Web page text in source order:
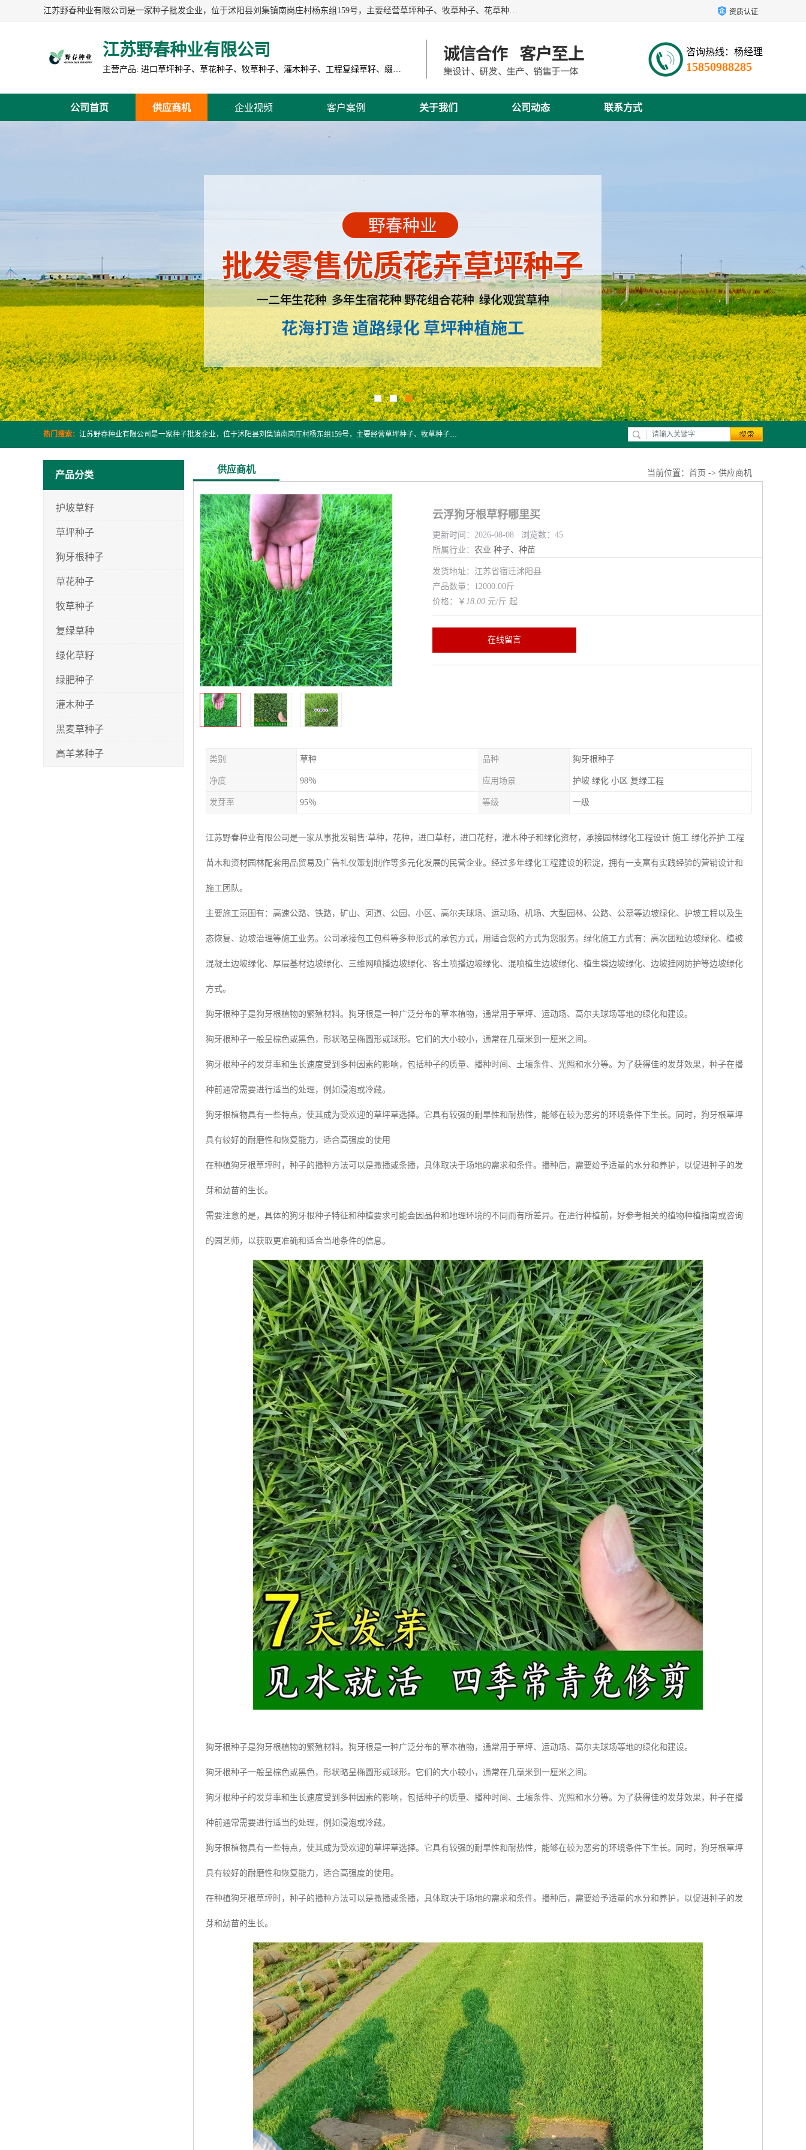
江苏野春种业有限公司是一家种子批发企业，位于沭阳县刘集镇南岗庄村杨东组159号，主要经营草坪种子、牧草种子、花草种子、复绿草种、绿化草籽、护坡草籽、绿肥种子、灌木种子、黑麦草种子、高羊茅种子、早熟禾种子、狗牙根种子、剪股颖种子等。 资质认证
江苏野春种业有限公司
主营产品: 进口草坪种子、草花种子、牧草种子、灌木种子、工程复绿草籽、缀花组合种子
咨询热线：杨经理
15850988285
公司首页 供应商机 企业视频 客户案例 关于我们 公司动态 联系方式
热门搜索： 江苏野春种业有限公司是一家种子批发企业，位于沭阳县刘集镇南岗庄村杨东组159号，主要经营草坪种子、牧草种子、花草种子、复绿草种、绿化草籽、护坡草籽、绿肥种子、灌木种子、黑麦草种子、高羊茅种子、早熟禾种子、狗牙根种子、剪股颖种子等。
产品分类
护坡草籽
草坪种子
狗牙根种子
草花种子
牧草种子
复绿草种
绿化草籽
绿肥种子
灌木种子
黑麦草种子
高羊茅种子
供应商机 当前位置： 首页 -> 供应商机
云浮狗牙根草籽哪里买
更新时间：2026-08-08 浏览数：45
所属行业： 农业 种子、种苗
发货地址：江苏省宿迁沭阳县
产品数量：12000.00斤
价格：￥ 18.00 元/斤 起
在线留言
类别 草种 品种 狗牙根种子
净度 98％ 应用场景 护坡 绿化 小区 复绿工程
发芽率 95％ 等级 一级
江苏野春种业有限公司是一家从事批发销售:草种，花种，进口草籽，进口花籽，灌木种子和绿化资材，承接园林绿化工程设计.施工.绿化养护.工程
苗木和资材园林配套用品贸易及广告礼仪策划制作等多元化发展的民营企业。经过多年绿化工程建设的积淀，拥有一支富有实践经验的营销设计和
施工团队。
主要施工范围有：高速公路、铁路，矿山、河道、公园、小区、高尔夫球场、运动场、机场、大型园林、公路、公墓等边坡绿化、护坡工程以及生
态恢复、边坡治理等施工业务。公司承接包工包料等多种形式的承包方式，用适合您的方式为您服务。绿化施工方式有：高次团粒边坡绿化、植被
混凝土边坡绿化、厚层基材边坡绿化、三维网喷播边坡绿化、客土喷播边坡绿化、混喷植生边坡绿化、植生袋边坡绿化、边坡挂网防护等边坡绿化
方式。
狗牙根种子是狗牙根植物的繁殖材料。狗牙根是一种广泛分布的草本植物，通常用于草坪、运动场、高尔夫球场等地的绿化和建设。
狗牙根种子一般呈棕色或黑色，形状略呈椭圆形或球形。它们的大小较小，通常在几毫米到一厘米之间。
狗牙根种子的发芽率和生长速度受到多种因素的影响，包括种子的质量、播种时间、土壤条件、光照和水分等。为了获得佳的发芽效果，种子在播
种前通常需要进行适当的处理，例如浸泡或冷藏。
狗牙根植物具有一些特点，使其成为受欢迎的草坪草选择。它具有较强的耐旱性和耐热性，能够在较为恶劣的环境条件下生长。同时，狗牙根草坪
具有较好的耐磨性和恢复能力，适合高强度的使用
在种植狗牙根草坪时，种子的播种方法可以是撒播或条播，具体取决于场地的需求和条件。播种后，需要给予适量的水分和养护，以促进种子的发
芽和幼苗的生长。
需要注意的是，具体的狗牙根种子特征和种植要求可能会因品种和地理环境的不同而有所差异。在进行种植前，好参考相关的植物种植指南或咨询
的园艺师，以获取更准确和适合当地条件的信息。
狗牙根种子是狗牙根植物的繁殖材料。狗牙根是一种广泛分布的草本植物，通常用于草坪、运动场、高尔夫球场等地的绿化和建设。
狗牙根种子一般呈棕色或黑色，形状略呈椭圆形或球形。它们的大小较小，通常在几毫米到一厘米之间。
狗牙根种子的发芽率和生长速度受到多种因素的影响，包括种子的质量、播种时间、土壤条件、光照和水分等。为了获得佳的发芽效果，种子在播
种前通常需要进行适当的处理，例如浸泡或冷藏。
狗牙根植物具有一些特点，使其成为受欢迎的草坪草选择。它具有较强的耐旱性和耐热性，能够在较为恶劣的环境条件下生长。同时，狗牙根草坪
具有较好的耐磨性和恢复能力，适合高强度的使用。
在种植狗牙根草坪时，种子的播种方法可以是撒播或条播，具体取决于场地的需求和条件。播种后，需要给予适量的水分和养护，以促进种子的发
芽和幼苗的生长。